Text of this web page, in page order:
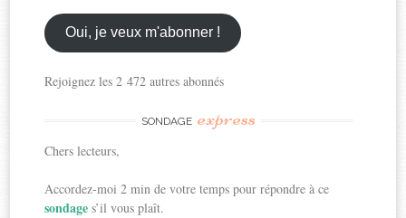
email
ici
Oui, je veux m'abonner !
Rejoignez les 2 472 autres abonnés
SONDAGE express
Chers lecteurs,
Accordez-moi 2 min de votre temps pour répondre à ce
sondages’il vous plaît.